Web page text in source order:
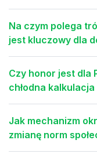
Na czym polega
jest kluczowy dla
Czy honor jest dla
chłodna
Jak mechanizm
zmianę norm